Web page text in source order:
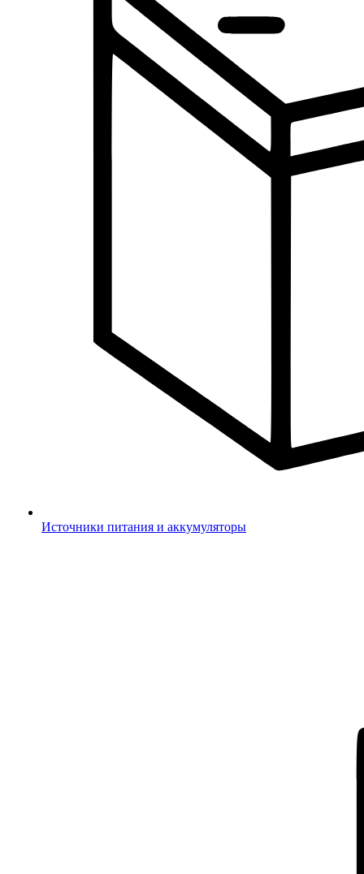
Источники питания и аккумуляторы